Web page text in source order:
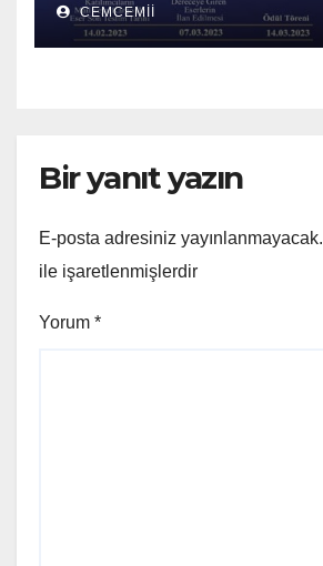
CEMCEMII
Bir yanıt yazın
E-posta adresiniz yayınlanmayacak.
ile işaretlenmişlerdir
Yorum *